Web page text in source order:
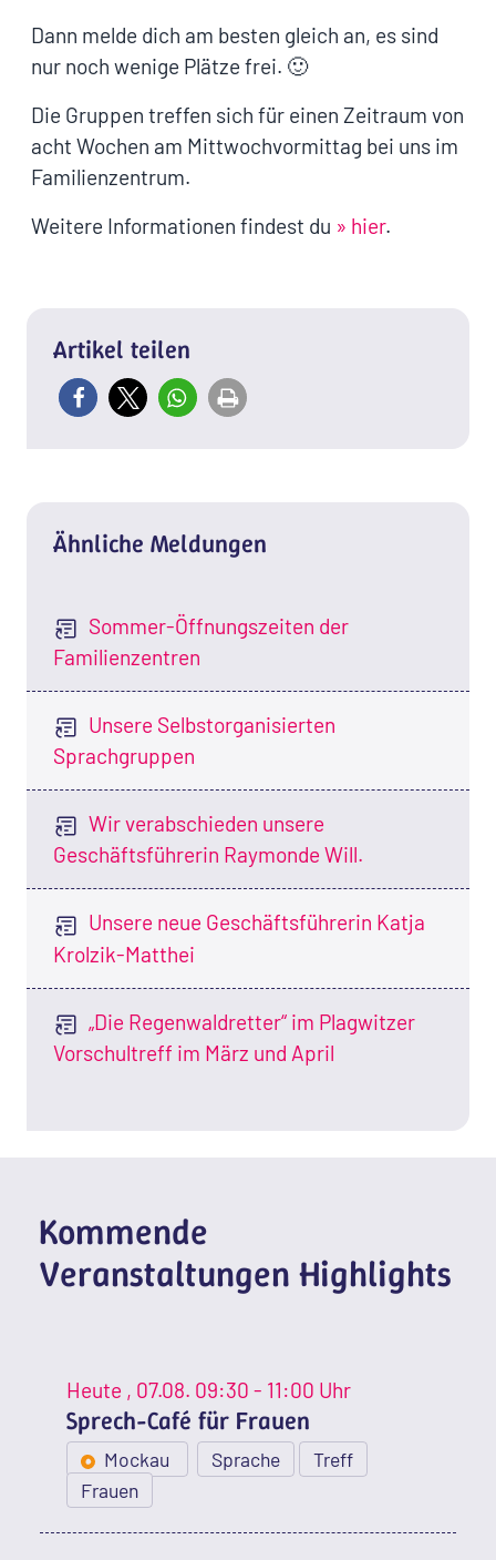
Dann melde dich am besten gleich an, es sind
nur noch wenige Plätze frei. 🙂
Die Gruppen treffen sich für einen Zeitraum von
acht Wochen am Mittwochvormittag bei uns im
Familienzentrum.
Weitere Informationen findest du » hier.
Artikel teilen
Ähnliche Meldungen
Sommer-Öffnungszeiten der
Familienzentren
Unsere Selbstorganisierten
Sprachgruppen
Wir verabschieden unsere
Geschäftsführerin Raymonde Will.
Unsere neue Geschäftsführerin Katja
Krolzik-Matthei
„Die Regenwaldretter“ im Plagwitzer
Vorschultreff im März und April
Kommende
Veranstaltungen Highlights
Heute , 07.08. 09:30 - 11:00 Uhr
Sprech-Café für Frauen
Mockau Sprache
Treff
Frauen